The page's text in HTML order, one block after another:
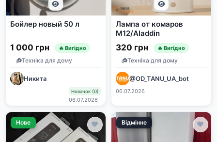
Бойлер новый 50 л
1 000 грн 🔥 Вигідно
Техніка для дому
Никита
Новачок (0)
06.07.2026
Лампа от комаров
M12/Aladdin
320 грн 🔥 Вигідно
Техніка для дому
@OD_TANU_UA_bot
06.07.2026
Нове Відмінне